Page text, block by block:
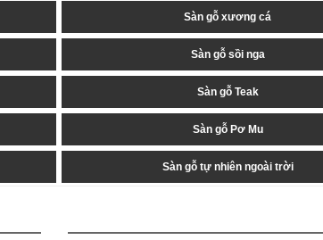
Sàn gỗ xương cá
Sàn gỗ sồi nga
Sàn gỗ Teak
Sàn gỗ Pơ Mu
Sàn gỗ tự nhiên ngoài trời